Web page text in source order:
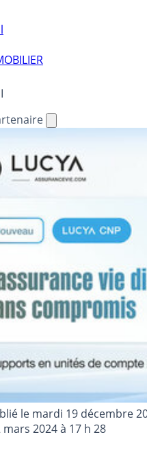
le mardi 19 décembre
2024 à 17 h 28